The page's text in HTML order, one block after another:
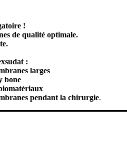
!
de qualité optimale.
:
larges
bone
pendant la chirurgie.